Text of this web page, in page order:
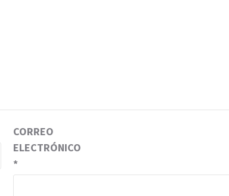
CORREO
ELECTRÓNICO
*